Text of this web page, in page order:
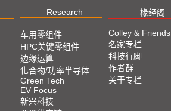
Research 椽经阁
车用零组件
HPC关键零组件
边缘运算
化合物/功率半导体
Green Tech
EV Focus
新兴科技
Colley & Friends
名家专栏
科技行脚
作者群
关于专栏